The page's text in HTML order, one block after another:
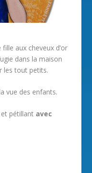
aux cheveux d’or
dans la maison
les tout petits.
vue des enfants.
pétillant avec